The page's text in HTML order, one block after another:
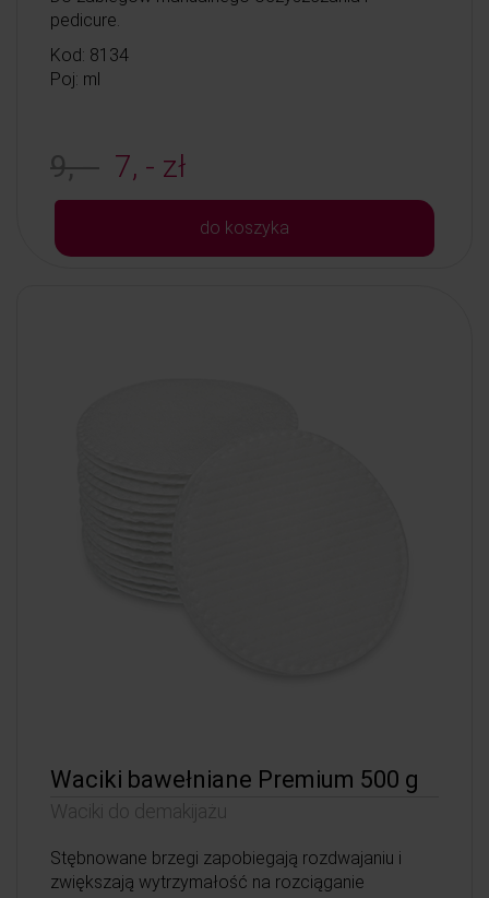
pedicure.
Kod: 8134
Poj: ml
9, - 7, - zł
do koszyka
Waciki bawełniane Premium 500 g
Waciki do demakijażu
Stębnowane brzegi zapobiegają rozdwajaniu i
zwiększają wytrzymałość na rozciąganie